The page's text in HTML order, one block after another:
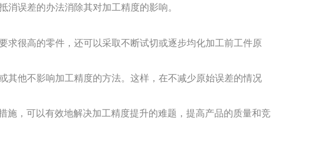
误差的办法消除其对加工精度的影响。
求很高的零件，还可以采取不断试切或逐步均化加工前工件原
其他不影响加工精度的方法。这样，在不减少原始误差的情况
，可以有效地解决加工精度提升的难题，提高产品的质量和竞